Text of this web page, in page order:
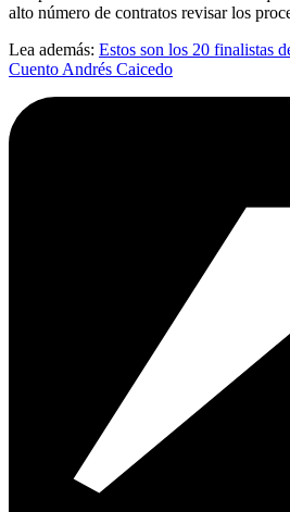
alto número de contratos revisar los
Lea además: Estos son los 20 finalistas
Cuento Andrés Caicedo